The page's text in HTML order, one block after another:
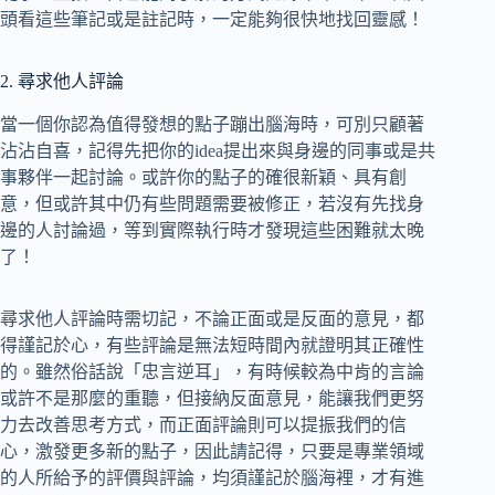
頭看這些筆記或是註記時，一定能夠很快地找回靈感！
2. 尋求他人評論
當一個你認為值得發想的點子蹦出腦海時，可別只顧著
沾沾自喜，記得先把你的idea提出來與身邊的同事或是共
事夥伴一起討論。或許你的點子的確很新穎、具有創
意，但或許其中仍有些問題需要被修正，若沒有先找身
邊的人討論過，等到實際執行時才發現這些困難就太晚
了！
尋求他人評論時需切記，不論正面或是反面的意見，都
得謹記於心，有些評論是無法短時間內就證明其正確性
的。雖然俗話說「忠言逆耳」，有時候較為中肯的言論
或許不是那麼的重聽，但接納反面意見，能讓我們更努
力去改善思考方式，而正面評論則可以提振我們的信
心，激發更多新的點子，因此請記得，只要是專業領域
的人所給予的評價與評論，均須謹記於腦海裡，才有進